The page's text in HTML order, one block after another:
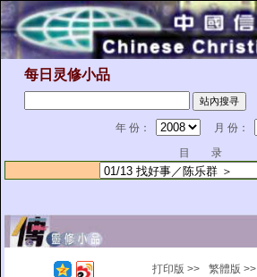
每日灵修小品
年 份：
月 份：
目 录
打印版 >> 繁體版 >>